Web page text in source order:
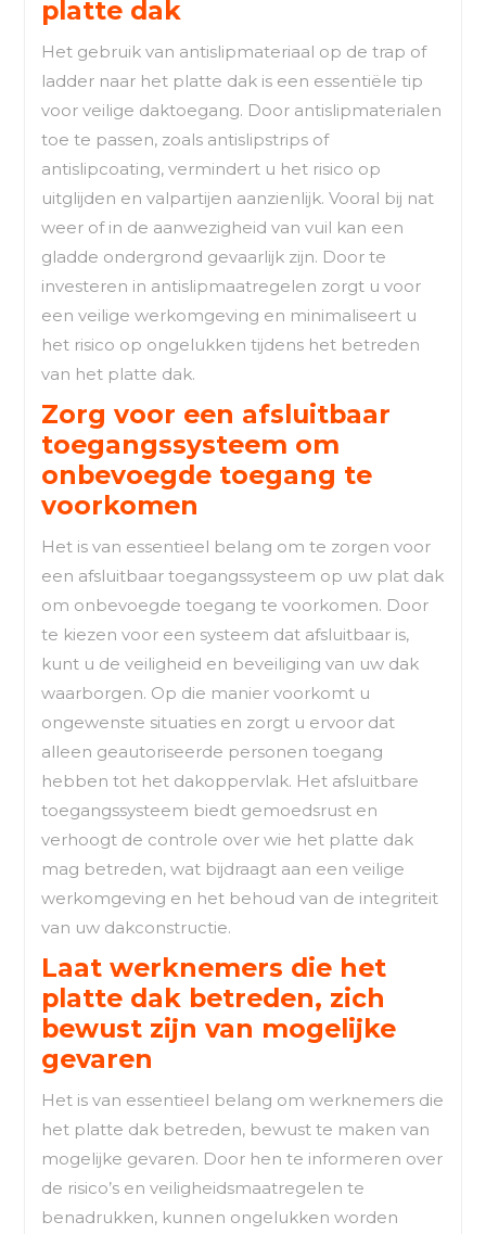
platte dak
Het gebruik van antislipmateriaal op de trap of
ladder naar het platte dak is een essentiële tip
voor veilige daktoegang. Door antislipmaterialen
toe te passen, zoals antislipstrips of
antislipcoating, vermindert u het risico op
uitglijden en valpartijen aanzienlijk. Vooral bij nat
weer of in de aanwezigheid van vuil kan een
gladde ondergrond gevaarlijk zijn. Door te
investeren in antislipmaatregelen zorgt u voor
een veilige werkomgeving en minimaliseert u
het risico op ongelukken tijdens het betreden
van het platte dak.
Zorg voor een afsluitbaar
toegangssysteem om
onbevoegde toegang te
voorkomen
Het is van essentieel belang om te zorgen voor
een afsluitbaar toegangssysteem op uw plat dak
om onbevoegde toegang te voorkomen. Door
te kiezen voor een systeem dat afsluitbaar is,
kunt u de veiligheid en beveiliging van uw dak
waarborgen. Op die manier voorkomt u
ongewenste situaties en zorgt u ervoor dat
alleen geautoriseerde personen toegang
hebben tot het dakoppervlak. Het afsluitbare
toegangssysteem biedt gemoedsrust en
verhoogt de controle over wie het platte dak
mag betreden, wat bijdraagt aan een veilige
werkomgeving en het behoud van de integriteit
van uw dakconstructie.
Laat werknemers die het
platte dak betreden, zich
bewust zijn van mogelijke
gevaren
Het is van essentieel belang om werknemers die
het platte dak betreden, bewust te maken van
mogelijke gevaren. Door hen te informeren over
de risico’s en veiligheidsmaatregelen te
benadrukken, kunnen ongelukken worden